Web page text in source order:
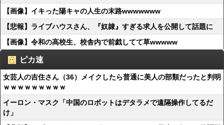
【画像】イキった陽キャの人生の末路wwwwwww
【悲報】ライブハウスさん、『奴隷』すぎる求人を公開して話題に
【画像】令和の高校生、校舎内で前戯してて草wwwww
ピカ速
女芸人の吉住さん（36）メイクしたら普通に美人の部類だったと判明
ｗｗｗｗｗｗｗｗｗ
イーロン・マスク「中国のロボットはデタラメで遠隔操作してるだ
け」